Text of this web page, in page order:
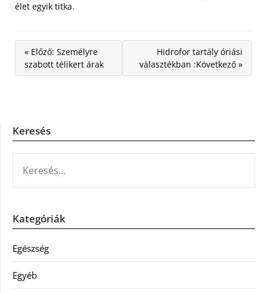
élet egyik titka.
« Előző: Személyre
szabott télikert árak
Hidrofor tartály óriási
választékban :Következő »
Keresés
Kategóriák
Egészség
Egyéb